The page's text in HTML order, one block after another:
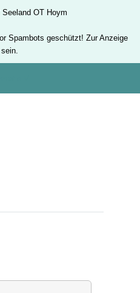
OT Hoym
Spambots geschützt! Zur Anzeige